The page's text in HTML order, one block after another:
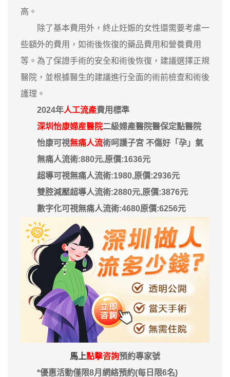
高。
除了基本費用外，終止妊娠的女性還需要考慮一
些額外的費用，如術後恢復的藥品費用和營養費用
等。為了保證手術的安全和術後恢復，建議選擇正規
醫院，並根據醫生的建議進行全面的術前檢查和術後
護理。
2024年人工流產費用標準
深圳怡康婦産醫院二級婦產醫院醫保定點醫院
怡康可視無痛人流術呵護子宮 不傷好「孕」氣
無痛人流術:880元,原價:1636元
超導可視無痛人流術:1980,原價:2936元
雙腔減壓超導人流術:2880元,原價:3876元
數字化可視無痛人流術:4680原價:6256元
馬上點擊咨詢預約專家號
*優惠活動僅限8月網絡預約(每日限6名)